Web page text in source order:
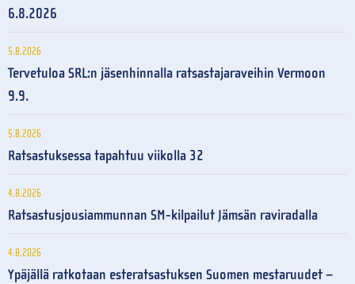
6.8.2026
5.8.2026
Tervetuloa SRL:n jäsenhinnalla ratsastajaraveihin Vermoon
9.9.
5.8.2026
Ratsastuksessa tapahtuu viikolla 32
4.8.2026
Ratsastusjousiammunnan SM-kilpailut Jämsän raviradalla
4.8.2026
Ypäjällä ratkotaan esteratsastuksen Suomen mestaruudet –